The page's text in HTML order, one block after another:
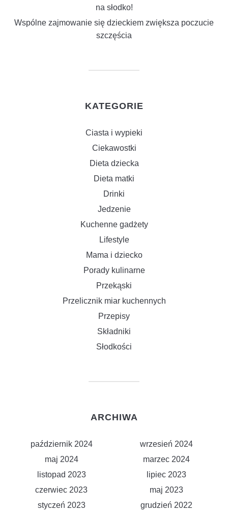
na słodko!
Wspólne zajmowanie się dzieckiem zwiększa poczucie
szczęścia
KATEGORIE
Ciasta i wypieki
Ciekawostki
Dieta dziecka
Dieta matki
Drinki
Jedzenie
Kuchenne gadżety
Lifestyle
Mama i dziecko
Porady kulinarne
Przekąski
Przelicznik miar kuchennych
Przepisy
Składniki
Słodkości
ARCHIWA
październik 2024
wrzesień 2024
maj 2024
marzec 2024
listopad 2023
lipiec 2023
czerwiec 2023
maj 2023
styczeń 2023
grudzień 2022